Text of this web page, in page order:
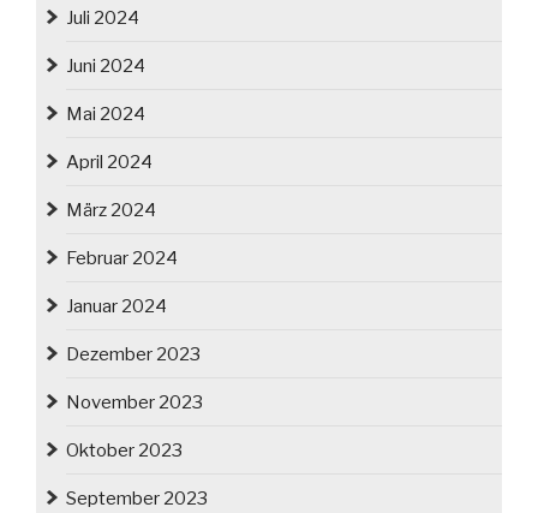
Juli 2024
Juni 2024
Mai 2024
April 2024
März 2024
Februar 2024
Januar 2024
Dezember 2023
November 2023
Oktober 2023
September 2023